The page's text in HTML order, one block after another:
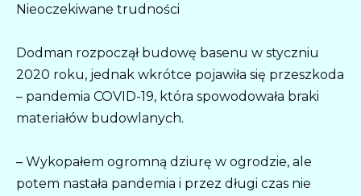
Nieoczekiwane trudności
Dodman rozpoczął budowę basenu w styczniu
2020 roku, jednak wkrótce pojawiła się przeszkoda
– pandemia COVID-19, która spowodowała braki
materiałów budowlanych.
– Wykopałem ogromną dziurę w ogrodzie, ale
potem nastała pandemia i przez długi czas nie